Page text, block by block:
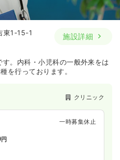
東1-15-1
施設詳細
。内科・小児科の一般外来をは
を行っております。
クリニック
一時募集休止
円